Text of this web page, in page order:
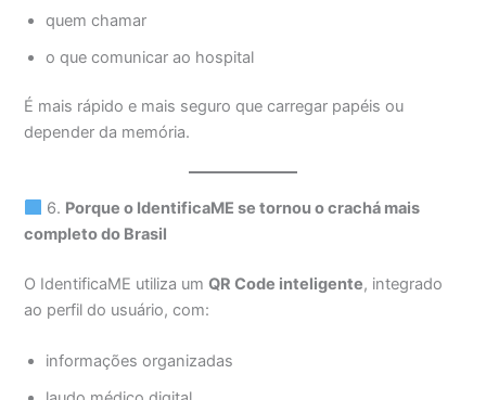
quem chamar
o que comunicar ao hospital
É mais rápido e mais seguro que carregar papéis ou
depender da memória.
6. Porque o IdentificaME se tornou o crachá mais
completo do Brasil
O IdentificaME utiliza umQR Code inteligente, integrado
ao perfil do usuário, com:
informações organizadas